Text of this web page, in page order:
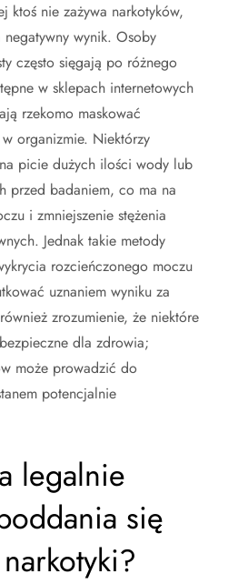
ktoś nie zażywa narkotyków,
negatywny wynik. Osoby
często sięgają po różnego
w sklepach internetowych
rzekomo maskować
organizmie. Niektórzy
picie dużych ilości wody lub
przed badaniem, co ma na
i zmniejszenie stężenia
Jednak takie metody
rozcieńczonego moczu
uznaniem wyniku za
zrozumienie, że niektóre
dla zdrowia;
może prowadzić do
potencjalnie
legalnie
się